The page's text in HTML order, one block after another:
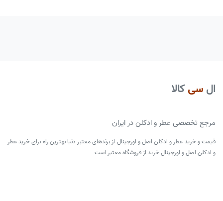
ال سی کالا
مرجع تخصصی عطر و ادکلن در ایران
قیمت و خرید عطر و ادکلن اصل و اورجینال از برندهای معتبر دنیا بهترین راه برای خرید عطر
و ادکلن اصل و اورجینال خرید از فروشگاه معتبر است